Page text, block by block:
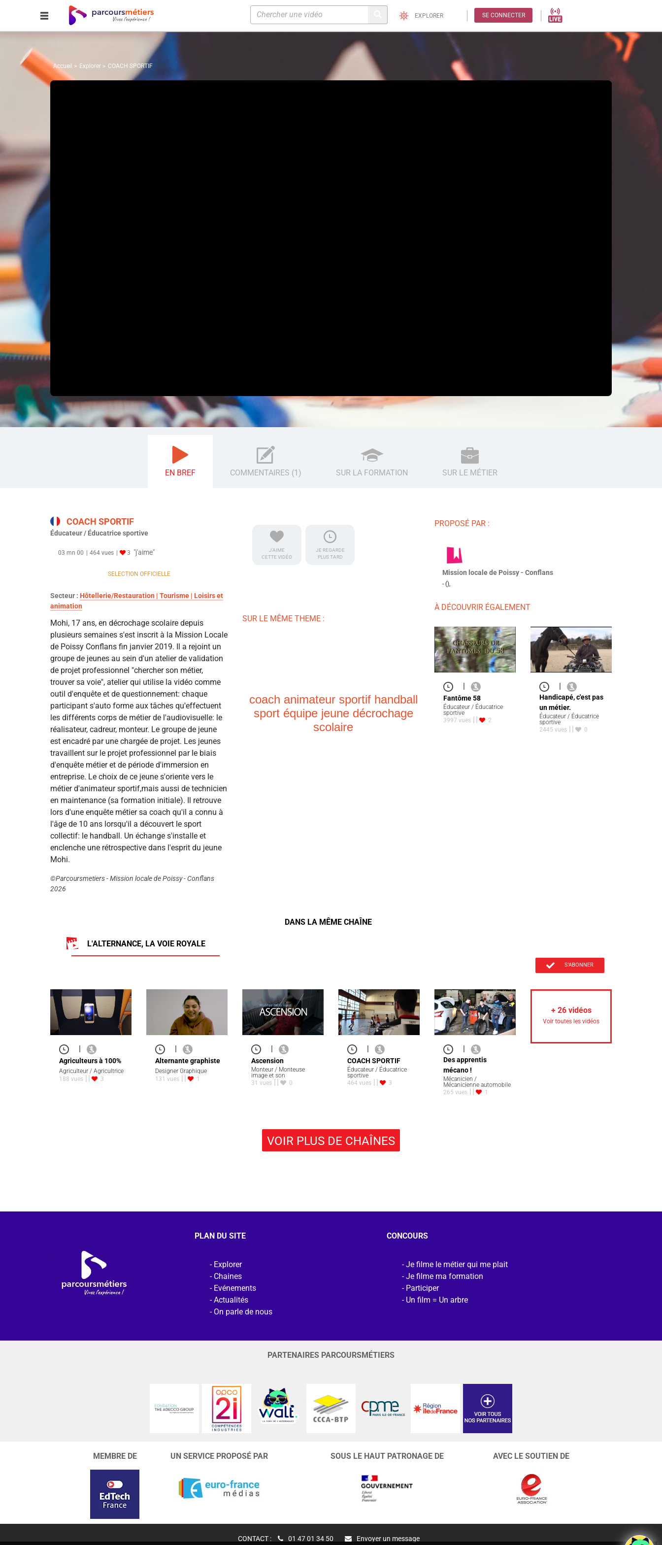
EXPLORER SE CONNECTER
Accueil Explorer COACH SPORTIF
EN BREF COMMENTAIRES (1) SUR LA FORMATION SUR LE MÉTIER
COACH SPORTIF
Éducateur / Éducatrice sportive
03 mn 00 464 vues 3 "j'aime"
SELECTION OFFICIELLE
Secteur : Hôtellerie/Restauration | Tourisme | Loisirs et
animation
Mohi, 17 ans, en décrochage scolaire depuis
plusieurs semaines s'est inscrit à la Mission Locale
de Poissy Conflans fin janvier 2019. Il a rejoint un
groupe de jeunes au sein d'un atelier de validation
de projet professionnel "chercher son métier,
trouver sa voie", atelier qui utilise la vidéo comme
outil d'enquête et de questionnement: chaque
participant s'auto forme aux tâches qu'effectuent
les différents corps de métier de l'audiovisuelle: le
réalisateur, cadreur, monteur. Le groupe de jeune
est encadré par une chargée de projet. Les jeunes
travaillent sur le projet professionnel par le biais
d'enquête métier et de période d'immersion en
entreprise. Le choix de ce jeune s'oriente vers le
métier d'animateur sportif,mais aussi de technicien
en maintenance (sa formation initiale). Il retrouve
lors d'une enquête métier sa coach qu'il a connu à
l'âge de 10 ans lorsqu'il a découvert le sport
collectif: le handball. Un échange s'installe et
enclenche une rétrospective dans l'esprit du jeune
Mohi.
©Parcoursmetiers - Mission locale de Poissy - Conflans
2026
J'AIME
CETTE VIDÉO
JE REGARDE
PLUS TARD
SUR LE MÊME THEME :
coach animateur sportif handball
sport équipe jeune décrochage
scolaire
PROPOSÉ PAR :
Mission locale de Poissy - Conflans
- (),
À DÉCOUVRIR ÉGALEMENT
Fantôme 58
Éducateur / Éducatrice
sportive
3997 vues
2
Handicapé, c'est pas
un métier.
Éducateur / Éducatrice
sportive
2445 vues
0
DANS LA MÊME CHAÎNE
L'ALTERNANCE, LA VOIE ROYALE
S'ABONNER
Agriculteurs à 100%
Agriculteur / Agricultrice
188 vues
3
Alternante graphiste
Designer Graphique
131 vues
1
Ascension
Monteur / Monteuse
image et son
31 vues
0
COACH SPORTIF
Éducateur / Éducatrice
sportive
464 vues
3
Des apprentis
mécano !
Mécanicien /
Mécanicienne automobile
265 vues
1
+ 26vidéos
Voir toutes les vidéos
VOIR PLUS DE CHAÎNES
PLAN DU SITE
Explorer
Chaines
Evénements
Actualités
On parle de nous
CONCOURS
Je filme le métier qui me plait
Je filme ma formation
Participer
Un film = Un arbre
PARTENAIRES PARCOURSMÉTIERS
MEMBRE DE UN SERVICE PROPOSÉ PAR SOUS LE HAUT PATRONAGE DE AVEC LE SOUTIEN DE
CONTACT : 01 47 01 34 50 Envoyer un message